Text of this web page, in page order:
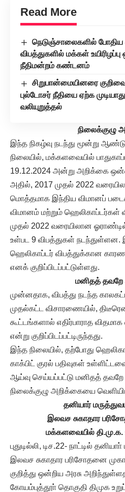
Read More
நெடுஞ்சாலைகளில்
விபத்துகளில் மக்கள்
நீதிமன்றம் கண்டனம்
சிறுபான்மையினரை
புல்டோசர் நீதியை ஏற்க
வலியுறுத்தல்
நிலைக்குழு
இந்த நிகழ்வு நடந்து மூன்று
நிலையில், மக்களவையில்
19.12.2024 அன்று அறிக்கை
அதில், 2017 முதல் 2022
மொத்தமாக இந்திய விமானப்
விமானம் மற்றும் ஹெலிகாப்டர்கள்
முதல் 2022 வரையிலான
உள்பட 9 விபத்துகள் நடந்துள்ளன.
ஹெலிகாப்டர் விபத்துக்கான
எனக் குறிப்பிடப்பட்டுள்ளது.
மனிதத்
முன்னதாக, விபத்து நடந்த
முதல்கட்ட விசாரணையில்,
கூட்டங்களால் எதிர்பாராத விதமாக
என்று குறிப்பிடப்பட்டிருந்தது.
இந்த நிலையில், தற்போது
காக்பிட் குரல் பதிவுகள்
ஆய்வு செய்யப்பட்டு மனிதத் தவறே
நிலைக்குழு அறிக்கையை
தனியார்
இலவச சுகாதார
மக்களவையில் தி.மு.க.
புதுடில்லி, டிச.22- நாட்டில்
இலவச சுகாதார பரிசோதனை
குறித்து ஒன்றிய அரசு
கோயம்புத்தூா் தொகுதி திமுக